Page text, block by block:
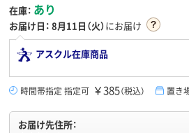
在庫： あり
お届け日： 8月11日（火）にお届け
アスクル在庫商品
時間帯指定 指定可 ￥385（税込） 置き
お届け先住所：